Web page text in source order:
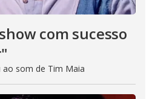
com sucesso
som de Tim Maia